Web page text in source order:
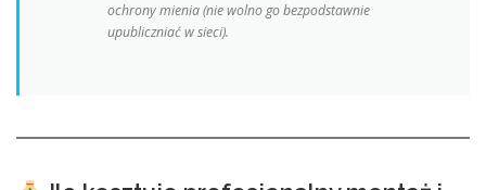
ochrony mienia (nie wolno go bezpodstawnie
upubliczniać w sieci).